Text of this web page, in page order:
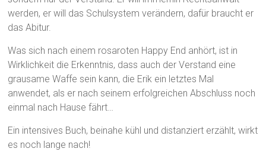
werden, er will das Schulsystem verändern, dafür braucht er
das Abitur.
Was sich nach einem rosaroten Happy End anhört, ist in
Wirklichkeit die Erkenntnis, dass auch der Verstand eine
grausame Waffe sein kann, die Erik ein letztes Mal
anwendet, als er nach seinem erfolgreichen Abschluss noch
einmal nach Hause fährt…
Ein intensives Buch, beinahe kühl und distanziert erzählt, wirkt
es noch lange nach!